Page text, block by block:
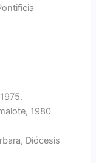
1980
Diócesis